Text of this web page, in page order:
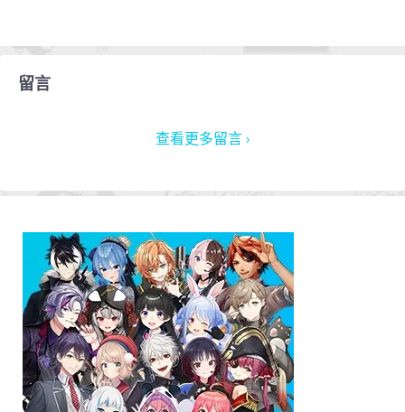
留言
查看更多留言 ›